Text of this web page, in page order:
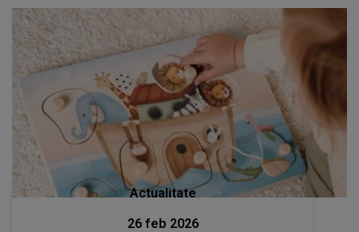
Actualitate
26 feb 2026